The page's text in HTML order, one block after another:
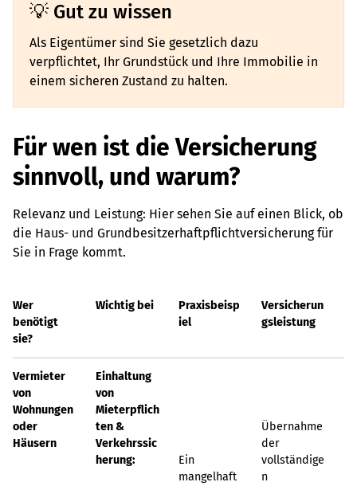
Gut zu wissen
Als Eigentümer sind Sie gesetzlich dazu
verpflichtet, Ihr Grundstück und Ihre Immobilie in
einem sicheren Zustand zu halten.
Für wen ist die Versicherung
sinnvoll, und warum?
Relevanz und Leistung: Hier sehen Sie auf einen Blick, ob
die Haus- und Grundbesitzerhaftpflichtversicherung für
Sie in Frage kommt.
Wer
benötigt
sie?
Wichtig bei
Praxisbeisp
iel
Versicherun
gsleistung
Vermieter
von
Wohnungen
oder
Häusern
Einhaltung
von
Mieterpflich
ten &
Verkehrssic
herung:
Ein
mangelhaft
Übernahme
der
vollständige
n